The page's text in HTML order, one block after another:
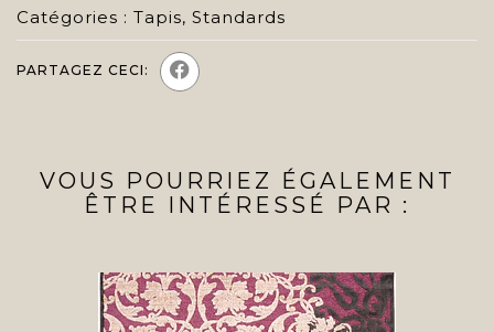
Catégories : Tapis, Standards
PARTAGEZ CECI:
VOUS POURRIEZ ÉGALEMENT
ÊTRE INTÉRESSÉ PAR :